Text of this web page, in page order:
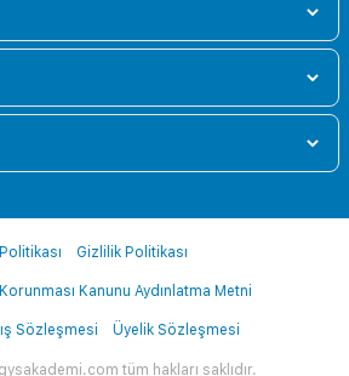
tüm hakları saklıdır.
Gizlilik Politikası
Kanunu Aydınlatma Metni
Sözleşmesi Üyelik Sözleşmesi